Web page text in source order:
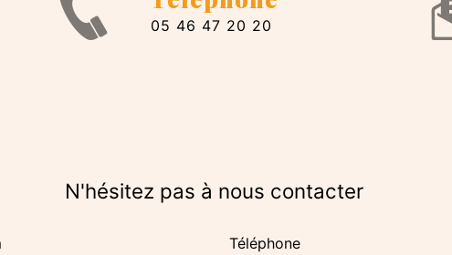
05 46 47 20 20
N'hésitez pas à nous contacter